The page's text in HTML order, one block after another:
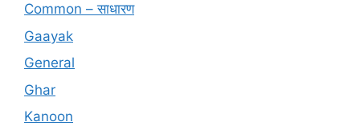
Common – साधारण
Gaayak
General
Ghar
Kanoon